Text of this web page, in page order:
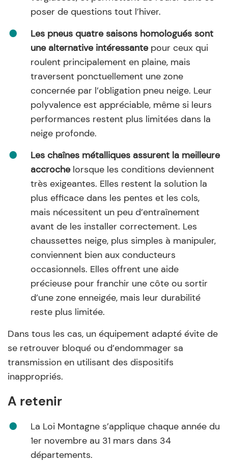
poser de questions tout l’hiver.
Les pneus quatre saisons homologués sont
une alternative intéressantepour ceux qui
roulent principalement en plaine, mais
traversent ponctuellement une zone
concernée par l’obligation pneu neige. Leur
polyvalence est appréciable, même si leurs
performances restent plus limitées dans la
neige profonde.
Les chaînes métalliques assurent la meilleure
accrochelorsque les conditions deviennent
très exigeantes. Elles restent la solution la
plus efficace dans les pentes et les cols,
mais nécessitent un peu d’entraînement
avant de les installer correctement. Les
chaussettes neige, plus simples à manipuler,
conviennent bien aux conducteurs
occasionnels. Elles offrent une aide
précieuse pour franchir une côte ou sortir
d’une zone enneigée, mais leur durabilité
reste plus limitée.
Dans tous les cas, un équipement adapté évite de
se retrouver bloqué ou d’endommager sa
transmission en utilisant des dispositifs
inappropriés.
A retenir
La Loi Montagne s’applique chaque année du
1er novembre au 31 mars dans 34
départements.